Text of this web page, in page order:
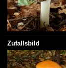
Zufallsbild